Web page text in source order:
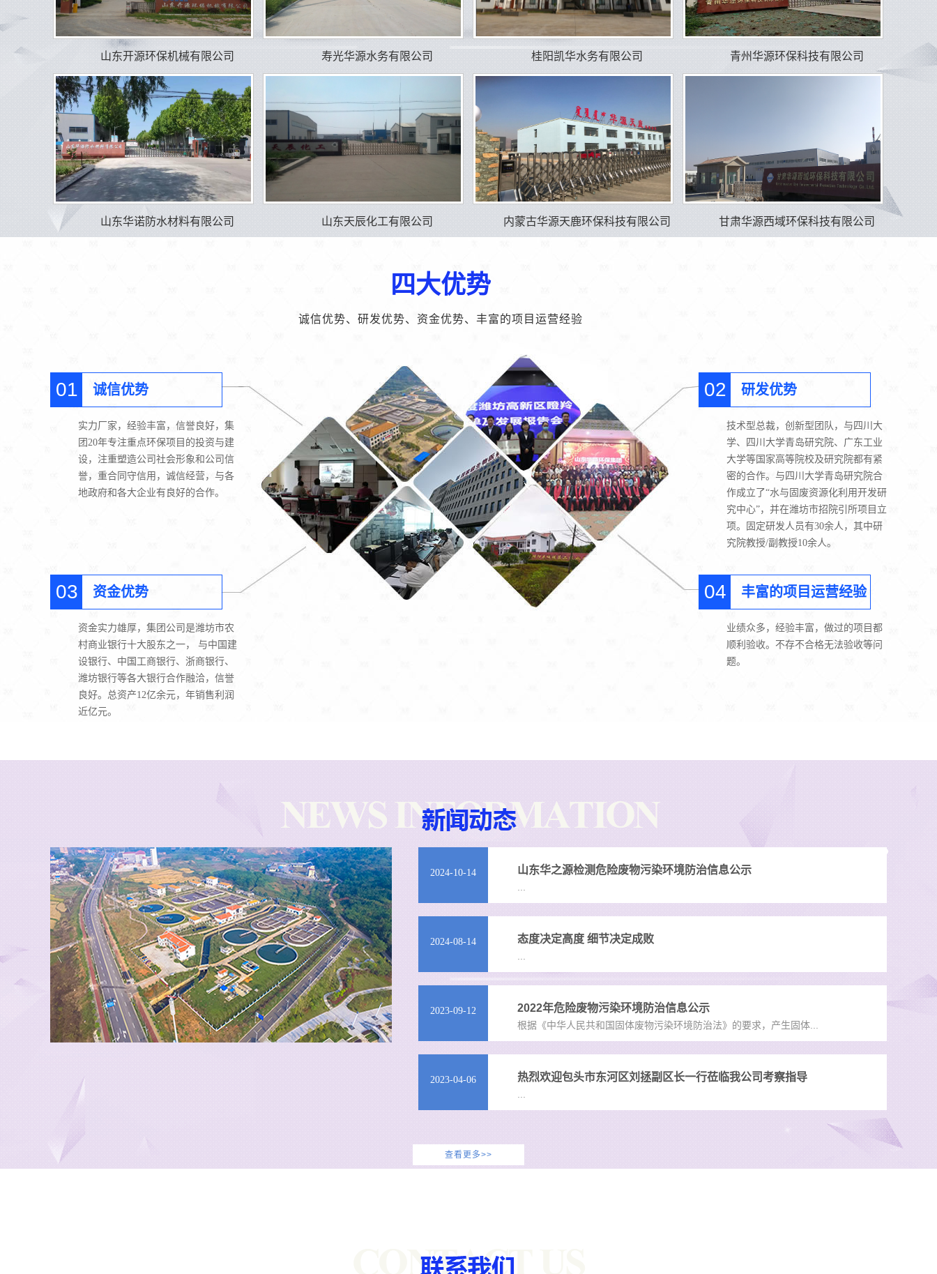
山东开源环保机械有限公司 寿光华源水务有限公司 桂阳凯华水务有限公司 青州华源环保科技有限公司
山东华诺防水材料有限公司 山东天辰化工有限公司 内蒙古华源天鹿环保科技有限公司 甘肃华源西域环保科技有限公司
四大优势
诚信优势、研发优势、资金优势、丰富的项目运营经验
01 诚信优势
实力厂家，经验丰富，信誉良好，集
团20年专注重点环保项目的投资与建
设，注重塑造公司社会形象和公司信
誉，重合同守信用，诚信经营，与各
地政府和各大企业有良好的合作。
02 研发优势
技术型总裁，创新型团队，与四川大
学、四川大学青岛研究院、广东工业
大学等国家高等院校及研究院都有紧
密的合作。与四川大学青岛研究院合
作成立了“水与固废资源化利用开发研
究中心”，并在潍坊市招院引所项目立
项。固定研发人员有30余人，其中研
究院教授/副教授10余人。
03 资金优势
资金实力雄厚，集团公司是潍坊市农
村商业银行十大股东之一， 与中国建
设银行、中国工商银行、浙商银行、
潍坊银行等各大银行合作融洽，信誉
良好。总资产12亿余元，年销售利润
近亿元。
04 丰富的项目运营经验
业绩众多，经验丰富，做过的项目都
顺利验收。不存不合格无法验收等问
题。
山东华之源检测危险废物污染环境防治信息公示
2024-10-14
态度决定高度 细节决定成败
2024-08-14
2022年危险废物污染环境防治信息公示
根据《中华人民共和国固体废物污染环境防治法》的要求，产生固体...
2023-09-12
热烈欢迎包头市东河区刘拯副区长一行莅临我公司考察指导
2023-04-06
查看更多>>